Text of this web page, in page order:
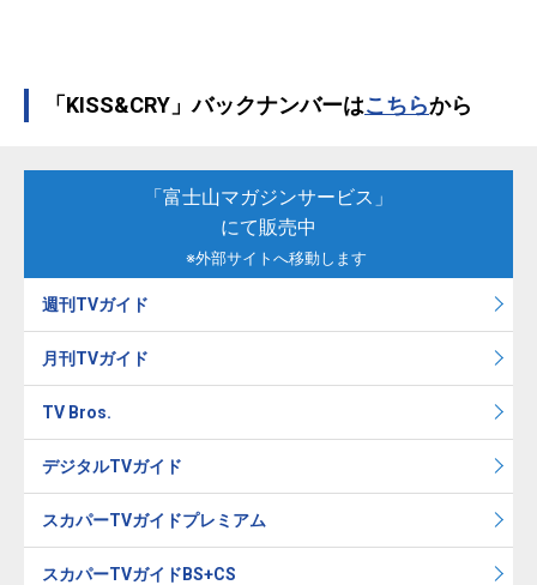
「KISS&CRY」バックナンバーはこちらから
「富士山マガジンサービス」
にて販売中
※外部サイトへ移動します
週刊TVガイド
月刊TVガイド
TV Bros.
デジタルTVガイド
スカパーTVガイドプレミアム
スカパーTVガイドBS+CS